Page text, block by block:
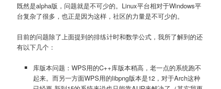
既然是alpha版，问题就是不可少的。Linux平台相对于Windows平
台复杂了很多，也正是因为这样，社区的力量是不可少的。
目前的问题除了上面提到的排练计时和数学公式，我所了解到的还
有以下几个：
库版本问题：WPS用的C++库版本稍高，老一点的系统跑不
起来。而另一方面WPS用的libpng版本是12，对于Arch这种